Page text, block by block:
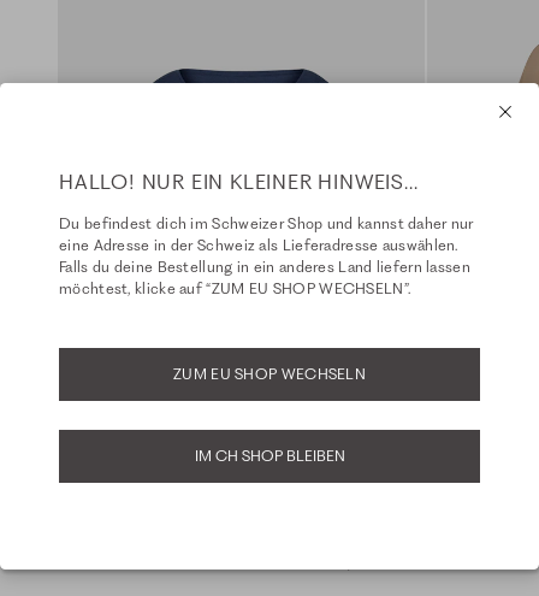
HALLO! NUR EIN KLEINER HINWEIS...
Du befindest dich im Schweizer Shop und kannst daher nur
eine Adresse in der Schweiz als Lieferadresse auswählen.
Falls du deine Bestellung in ein anderes Land liefern lassen
möchtest, klicke auf “ZUM EU SHOP WECHSELN”.
ZUM EU SHOP WECHSELN
IM CH SHOP BLEIBEN